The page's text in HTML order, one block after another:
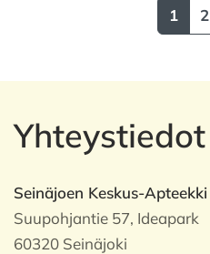
1 2
Yhteystiedot
Seinäjoen Keskus-Apteekki
Suupohjantie 57, Ideapark
60320 Seinäjoki